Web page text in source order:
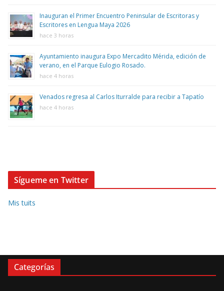
Inauguran el Primer Encuentro Peninsular de Escritoras y
Escritores en Lengua Maya 2026
hace 3 horas
Ayuntamiento inaugura Expo Mercadito Mérida, edición de
verano, en el Parque Eulogio Rosado.
hace 4 horas
Venados regresa al Carlos Iturralde para recibir a Tapatío
hace 4 horas
Sígueme en Twitter
Mis tuits
Categorías